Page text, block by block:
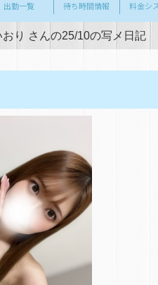
出勤一覧 待ち時間情報 料金シ
おり さんの25/10の写メ日記